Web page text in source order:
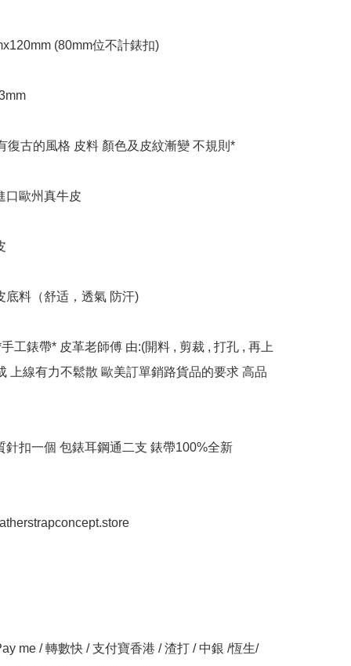
(80mm位不計錶扣)
復古的風格 皮料 顏色及皮紋漸變 不規則*
口歐州真牛皮
底料（舒适，透氣 防汗)
工錶帶* 皮革老師傅 由:(開料 , 剪裁 , 打孔 , 再上
上線有力不鬆散 歐美訂單銷路貨品的要求 高品
針扣一個 包錶耳鋼通二支 錶帶100%全新
me / 轉數快 / 支付寶香港 / 渣打 / 中銀 /恆生/